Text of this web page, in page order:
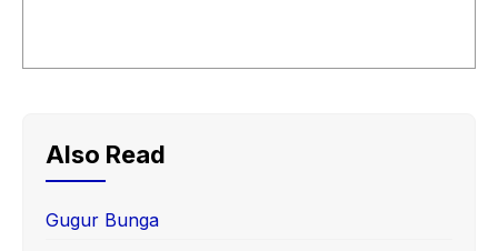
Also Read
Gugur Bunga